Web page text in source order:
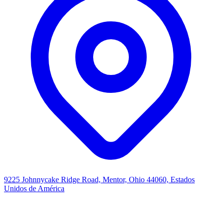
9225 Johnnycake Ridge Road, Mentor, Ohio 44060, Estados
Unidos de América